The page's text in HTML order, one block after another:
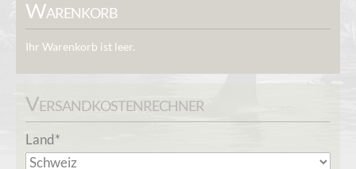
Warenkorb
Ihr Warenkorb ist leer.
Versandkosten­rechner
Pflichtfeld
Land*